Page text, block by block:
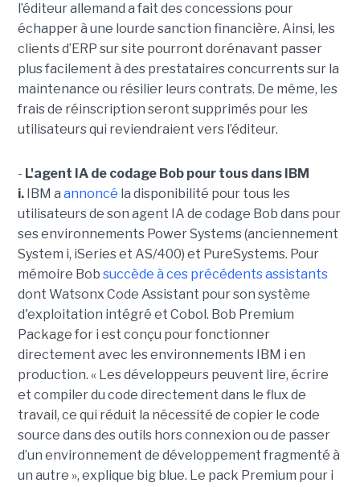
l’éditeur allemand a fait des concessions pour
échapper à une lourde sanction financière. Ainsi, les
clients d’ERP sur site pourront dorénavant passer
plus facilement à des prestataires concurrents sur la
maintenance ou résilier leurs contrats. De même, les
frais de réinscription seront supprimés pour les
utilisateurs qui reviendraient vers l’éditeur.
- L'agent IA de codage Bob pour tous dans IBM
i.IBM a annoncé la disponibilité pour tous les
utilisateurs de son agent IA de codage Bob dans pour
ses environnements Power Systems (anciennement
System i, iSeries et AS/400) et PureSystems. Pour
mémoire Bob succède à ces précédents assistants
dont Watsonx Code Assistant pour son système
d'exploitation intégré et Cobol. Bob Premium
Package for i est conçu pour fonctionner
directement avec les environnements IBM i en
production. « Les développeurs peuvent lire, écrire
et compiler du code directement dans le flux de
travail, ce qui réduit la nécessité de copier le code
source dans des outils hors connexion ou de passer
d’un environnement de développement fragmenté à
un autre », explique big blue. Le pack Premium pour i